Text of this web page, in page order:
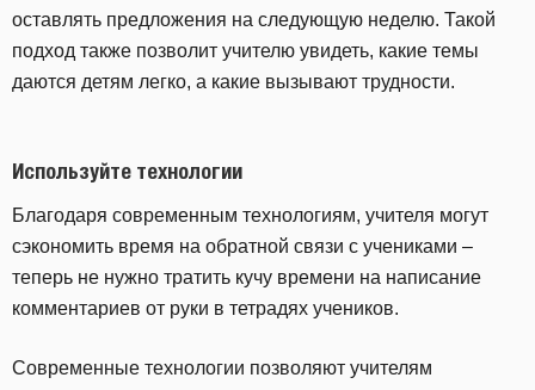
оставлять предложения на следующую неделю. Такой
подход также позволит учителю увидеть, какие темы
даются детям легко, а какие вызывают трудности.
Используйте технологии
Благодаря современным технологиям, учителя могут
сэкономить время на обратной связи с учениками –
теперь не нужно тратить кучу времени на написание
комментариев от руки в тетрадях учеников.
Современные технологии позволяют учителям